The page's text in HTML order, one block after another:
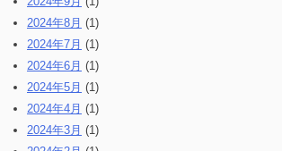
2024年8月 (1)
2024年7月 (1)
2024年6月 (1)
2024年5月 (1)
2024年4月 (1)
2024年3月 (1)